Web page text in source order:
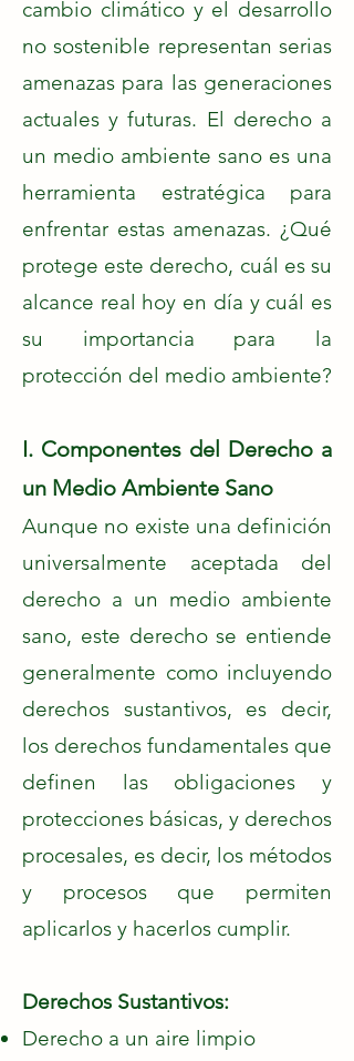
cambio climático y el desarrollo
no sostenible representan serias
amenazas para las generaciones
actuales y futuras. El derecho a
un medio ambiente sano es una
herramienta estratégica para
enfrentar estas amenazas. ¿Qué
protege este derecho, cuál es su
alcance real hoy en día y cuál es
su importancia para la
protección del medio ambiente?
I. Componentes del Derecho a
un Medio Ambiente Sano
Aunque no existe una definición
universalmente aceptada del
derecho a un medio ambiente
sano, este derecho se entiende
generalmente como incluyendo
derechos sustantivos, es decir,
los derechos fundamentales que
definen las obligaciones y
protecciones básicas, y derechos
procesales, es decir, los métodos
y procesos que permiten
aplicarlos y hacerlos cumplir.
Derechos Sustantivos:
Derecho a un aire limpio